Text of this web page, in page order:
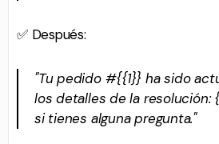
✅ Después:
"Tu pedido #{{1}} ha sido
los detalles de la resolución:
si tienes alguna pregunta."